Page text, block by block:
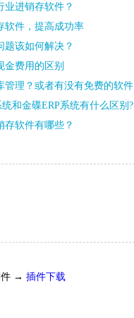
业进销存软件？
软件，提高成功率
题该如何解决？
金费用的区别
管理？或者有没有免费的软件
和金碟ERP系统有什么区别?
存软件有哪些？
件 → 插件下载